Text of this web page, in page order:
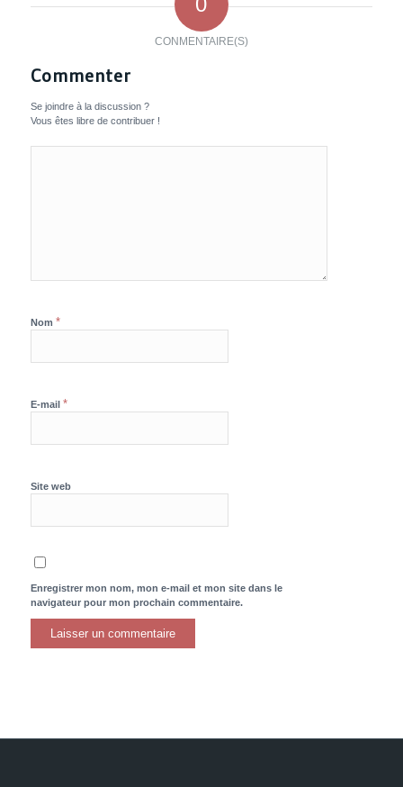
CONMENTAIRE(S)
Commenter
Se joindre à la discussion ?
Vous êtes libre de contribuer !
Nom *
E-mail *
Site web
Enregistrer mon nom, mon e-mail et mon site dans le
navigateur pour mon prochain commentaire.